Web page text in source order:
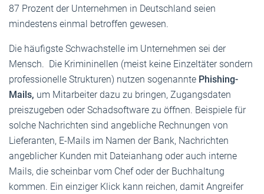
87 Prozent der Unternehmen in Deutschland seien
mindestens einmal betroffen gewesen.
Die häufigste Schwachstelle im Unternehmen sei der
Mensch. Die Krimininellen (meist keine Einzeltäter sondern
professionelle Strukturen) nutzen sogenannte Phishing-
Mails, um Mitarbeiter dazu zu bringen, Zugangsdaten
preiszugeben oder Schadsoftware zu öffnen. Beispiele für
solche Nachrichten sind angebliche Rechnungen von
Lieferanten, E-Mails im Namen der Bank, Nachrichten
angeblicher Kunden mit Dateianhang oder auch interne
Mails, die scheinbar vom Chef oder der Buchhaltung
kommen. Ein einziger Klick kann reichen, damit Angreifer